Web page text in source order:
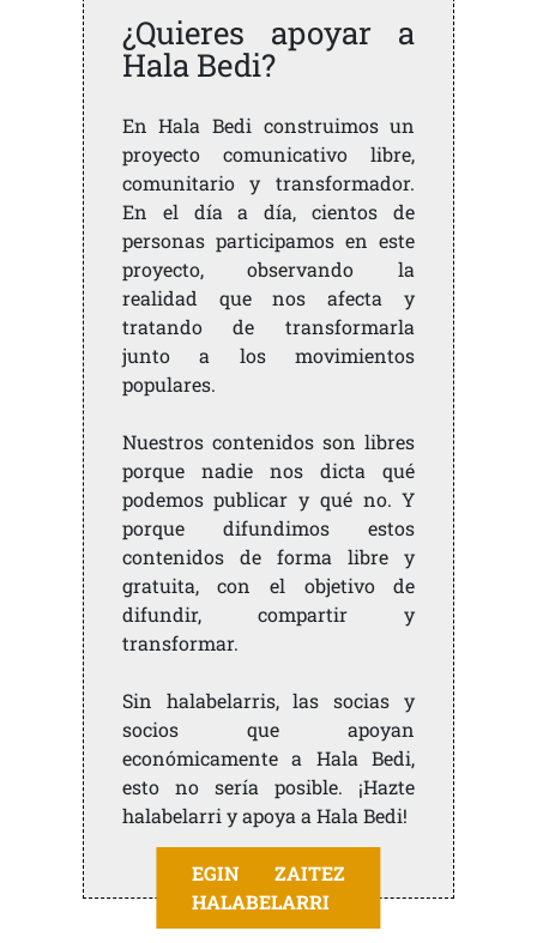
¿Quieres apoyar a
Hala Bedi?
En Hala Bedi construimos un
proyecto comunicativo libre,
comunitario y transformador.
En el día a día, cientos de
personas participamos en este
proyecto, observando la
realidad que nos afecta y
tratando de transformarla
junto a los movimientos
populares.
Nuestros contenidos son libres
porque nadie nos dicta qué
podemos publicar y qué no. Y
porque difundimos estos
contenidos de forma libre y
gratuita, con el objetivo de
difundir, compartir y
transformar.
Sin halabelarris, las socias y
socios que apoyan
económicamente a Hala Bedi,
esto no sería posible. ¡Hazte
halabelarri y apoya a Hala Bedi!
EGIN ZAITEZ
HALABELARRI